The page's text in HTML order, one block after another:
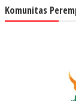
Komunitas